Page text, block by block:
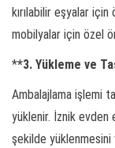
kırılabilir eşyalar için
mobilyalar için özel
**3. Yükleme ve
Ambalajlama işlemi
yüklenir. İznik evden
şekilde yüklenmesini